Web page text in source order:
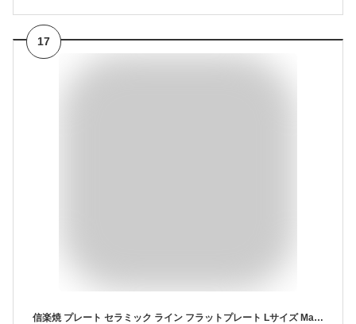
17
信楽焼 プレート セラミック ライン フラットプレート Lサイズ Made in Japan 日本製 RESTFOLK レストフォーク 161261 25センチ 志成 人気商品 ラウンド プレート 人気洋食器 キッチン プレート お皿 パスタ皿/中皿/丸型/円皿/お皿/サラダ皿/和食器/カフェ食器